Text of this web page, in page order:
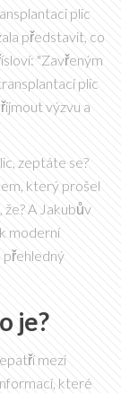
plic
představit, co
"Zavřeným
plic
výzvu a
zeptáte se?
který prošel
A Jakubův
moderní
přehledný
je?
mezi
které